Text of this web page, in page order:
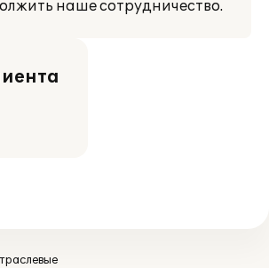
наше сотрудничество.